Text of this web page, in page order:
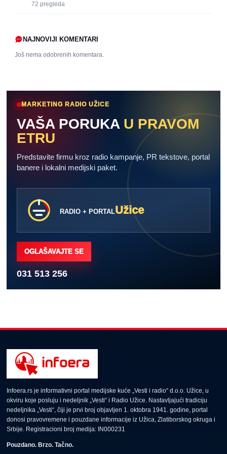
72 pregleda
NAJNOVIJI KOMENTARI
Još nema odobrenih komentara.
MARKETING RADIO UŽICE
VAŠA PORUKA U PRAVOM
ETRU
Predstavite firmu kroz radio kampanje, PR tekstove, portal
banere i lokalni medijski paket.
RADIO + PORTALUžice
OGLAŠAVAJTE SE
031 513 256
Infoera.rs je informativni portal medijske kuće „Vesti i radio“ d.o.o. Užice, u
okviru koje posluju i nedeljnik „Vesti“ i Radio Užice. Nastavljajući tradiciju
nedeljnika „Vesti“, čiji je prvi broj objavljen 1. oktobra 1941. godine, portal
donosi pravovremene i pouzdane informacije iz Užica, Zlatiborskog okruga i
Srbije. Registracioni broj medija: IN000231
Pouzdano. Brzo. Tačno.